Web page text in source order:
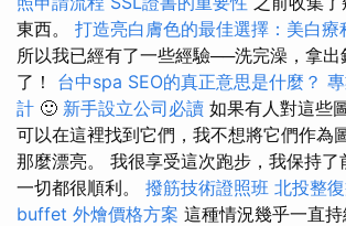
東西。 打造亮白膚色的最佳選擇：美白療
所以我已經有了一些經驗──洗完澡，拿出
了！ 台中spa SEO的真正意思是什麼？
計 🙂 新手設立公司必讀 如果有人對這些
可以在這裡找到它們，我不想將它們作為
那麼漂亮。 我很享受這次跑步，我保持了
一切都很順利。 撥筋技術證照班 北投整
buffet 外燴價格方案 這種情況幾乎一直持